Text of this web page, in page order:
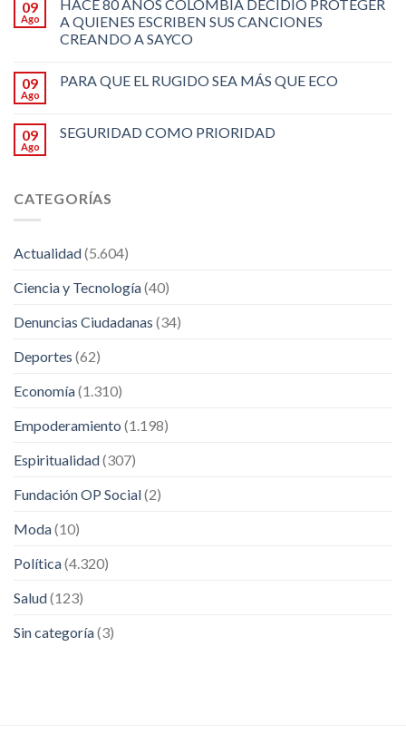
09
Ago
HACE 80 AÑOS COLOMBIA DECIDIÓ PROTEGER
A QUIENES ESCRIBEN SUS CANCIONES
CREANDO A SAYCO
09
Ago
PARA QUE EL RUGIDO SEA MÁS QUE ECO
09
Ago
SEGURIDAD COMO PRIORIDAD
CATEGORÍAS
Actualidad(5.604)
Ciencia y Tecnología(40)
Denuncias Ciudadanas (34)
Deportes (62)
Economía(1.310)
Empoderamiento (1.198)
Espiritualidad(307)
Fundación OP Social(2)
Moda(10)
Política(4.320)
Salud(123)
Sin categoría(3)